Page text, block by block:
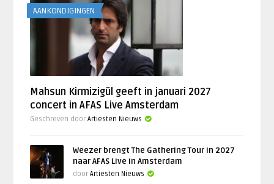
AANKONDIGINGEN
Mahsun Kirmizigül geeft in januari 2027
concert in AFAS Live Amsterdam
Geschreven doorArtiesten Nieuws
Weezer brengt The Gathering Tour in 2027
naar AFAS Live in Amsterdam
doorArtiesten Nieuws